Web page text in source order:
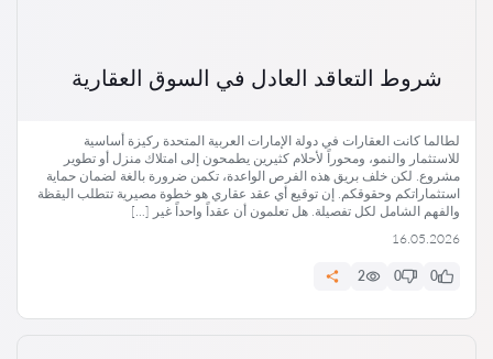
شروط التعاقد العادل في السوق العقارية
لطالما كانت العقارات في دولة الإمارات العربية المتحدة ركيزة أساسية
للاستثمار والنمو، ومحوراً لأحلام كثيرين يطمحون إلى امتلاك منزل أو تطوير
مشروع. لكن خلف بريق هذه الفرص الواعدة، تكمن ضرورة بالغة لضمان حماية
استثماراتكم وحقوقكم. إن توقيع أي عقد عقاري هو خطوة مصيرية تتطلب اليقظة
والفهم الشامل لكل تفصيلة. هل تعلمون أن عقداً واحداً غير […]
16.05.2026
0
0
2